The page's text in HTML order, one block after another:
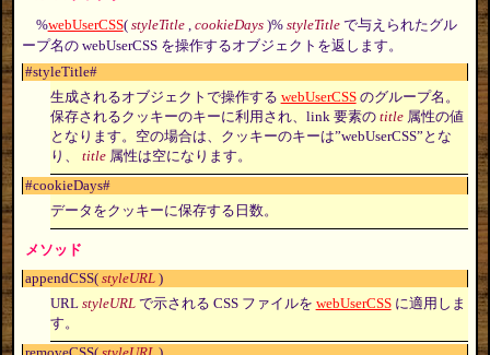
%webUserCSS( styleTitle, cookieDays)% styleTitleで与えられたグル
ープ名の webUserCSS を操作するオブジェクトを返します。
#styleTitle#
生成されるオブジェクトで操作する webUserCSSのグループ名。
保存されるクッキーのキーに利用され、link 要素の title属性の値
となります。空の場合は、クッキーのキーは”webUserCSS”とな
り、 title属性は空になります。
#cookieDays#
データをクッキーに保存する日数。
メソッド
appendCSS(styleURL )
URL styleURLで示される CSS ファイルを webUserCSSに適用しま
す。